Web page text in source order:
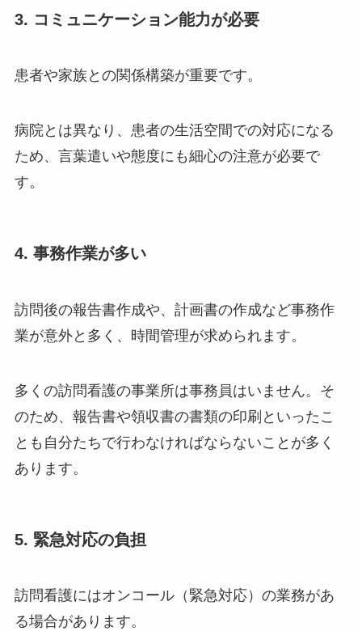
3. コミュニケーション能力が必要
患者や家族との関係構築が重要です。
病院とは異なり、患者の生活空間での対応になる
ため、言葉遣いや態度にも細心の注意が必要で
す。
4. 事務作業が多い
訪問後の報告書作成や、計画書の作成など事務作
業が意外と多く、時間管理が求められます。
多くの訪問看護の事業所は事務員はいません。そ
のため、報告書や領収書の書類の印刷といったこ
とも自分たちで行わなければならないことが多く
あります。
5. 緊急対応の負担
訪問看護にはオンコール（緊急対応）の業務があ
る場合があります。